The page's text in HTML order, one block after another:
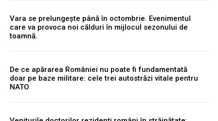
Vara se prelungește până în octombrie. Evenimentul
care va provoca noi călduri în mijlocul sezonului de
toamnă.
De ce apărarea României nu poate fi fundamentată
doar pe baze militare: cele trei autostrăzi vitale pentru
NATO